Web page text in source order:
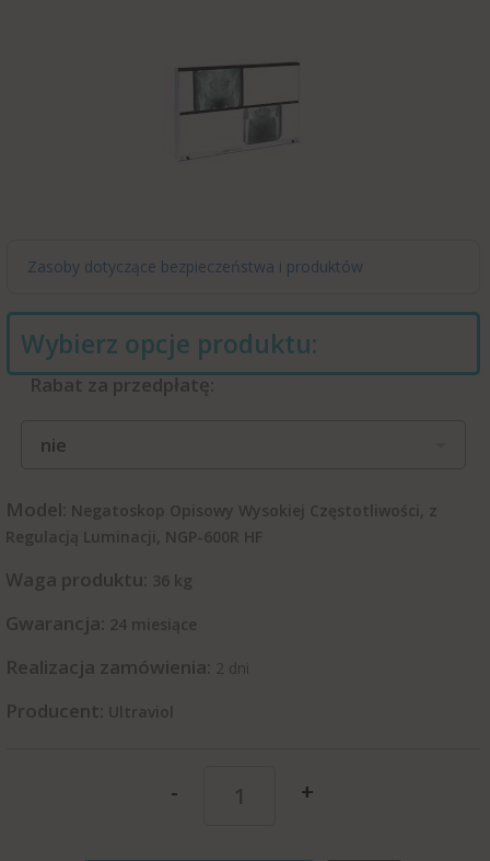
Zasoby dotyczące bezpieczeństwa i produktów
Wybierz opcje produktu:
Rabat za przedpłatę:
nie
Model: Negatoskop Opisowy Wysokiej Częstotliwości, z
Regulacją Luminacji, NGP-600R HF
Waga produktu: 36 kg
Gwarancja: 24 miesiące
Realizacja zamówienia: 2 dni
Producent: Ultraviol
- +